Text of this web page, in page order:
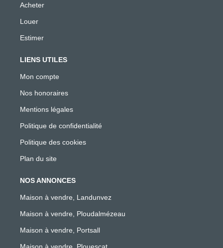
Acheter
Louer
Estimer
LIENS UTILES
Mon compte
Nos honoraires
Mentions légales
Politique de confidentialité
Politique des cookies
Plan du site
NOS ANNONCES
Maison à vendre, Landunvez
Maison à vendre, Ploudalmézeau
Maison à vendre, Portsall